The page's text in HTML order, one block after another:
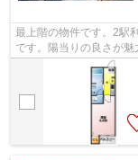
最上階の物件です。2駅
です。陽当りの良さが
市エリアにある賃貸情報